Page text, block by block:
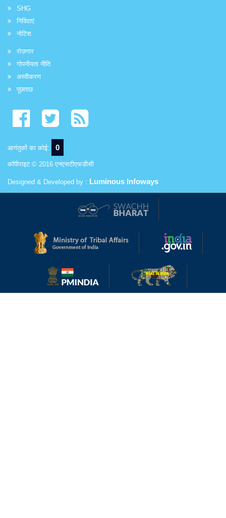
SHG
निविदाएं
नोटिस
रोज़गार
गोपनीयता नीति
अस्वीकरण
पूछताछ
आगंतुकों का कोई: 0
कॉपीराइट © 2016 एनएसटीएफडीसी
Designed & Developed by : Luminous Infoways